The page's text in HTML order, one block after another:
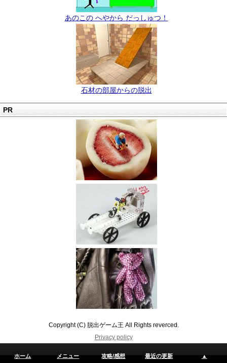
あのこの へやから だっしゅつ！
石材の部屋からの脱出
PR
Copyright (C) 脱出ゲーム王 All Rights reverced.
Privacy policy
ホーム メニュー 攻略/感想 最近の更新 ▲